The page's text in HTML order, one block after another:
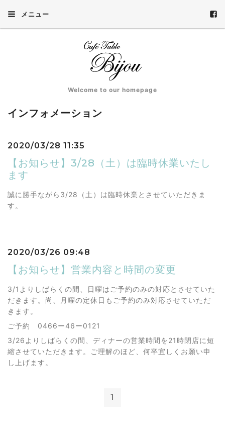
メニュー
Welcome to our homepage
インフォメーション
2020/03/28 11:35
【お知らせ】3/28（土）は臨時休業いたし
ます
誠に勝手ながら3/28（土）は臨時休業とさせていただきま
す。
2020/03/26 09:48
【お知らせ】営業内容と時間の変更
3/1よりしばらくの間、日曜はご予約のみの対応とさせていた
だきます。尚、月曜の定休日もご予約のみ対応させていただ
きます。
ご予約 0466ー46ー0121
3/26よりしばらくの間、ディナーの営業時間を21時閉店に短
縮させていただきます。ご理解のほど、何卒宜しくお願い申
し上げます。
1